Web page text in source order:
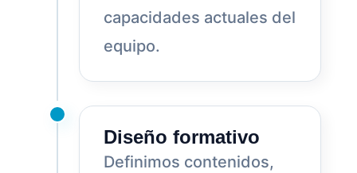
capacidades actuales del
equipo.
Diseño formativo
Definimos contenidos,